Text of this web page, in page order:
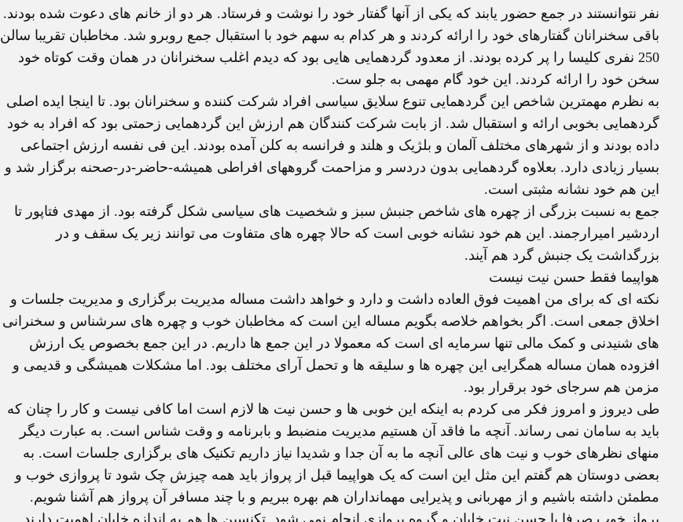
نفر نتوانستند در جمع حضور یابند که یکی از آنها گفتار خود را نوشت و فرستاد. هر دو از خانم های دعوت شده بودند.
باقی سخنرانان گفتارهای خود را ارائه کردند و هر کدام به سهم خود با استقبال جمع روبرو شد. مخاطبان تقریبا سالن
250 نفری کلیسا را پر کرده بودند. از معدود گردهمایی هایی بود که دیدم اغلب سخنرانان در همان وقت کوتاه خود
سخن خود را ارائه کردند. این خود گام مهمی به جلو ست.
به نظرم مهمترین شاخص این گردهمایی تنوع سلایق سیاسی افراد شرکت کننده و سخنرانان بود. تا اینجا ایده اصلی
گردهمایی بخوبی ارائه و استقبال شد. از بابت شرکت کنندگان هم ارزش این گردهمایی زحمتی بود که افراد به خود
داده بودند و از شهرهای مختلف آلمان و بلژیک و هلند و فرانسه به کلن آمده بودند. این فی نفسه ارزش اجتماعی
بسیار زیادی دارد. بعلاوه گردهمایی بدون دردسر و مزاحمت گروههای افراطی همیشه-حاضر-در-صحنه برگزار شد و
این هم خود نشانه مثبتی است.
جمع به نسبت بزرگی از چهره های شاخص جنبش سبز و شخصیت های سیاسی شکل گرفته بود. از مهدی فتاپور تا
اردشیر امیرارجمند. این هم خود نشانه خوبی است که حالا چهره های متفاوت می توانند زیر یک سقف و در
بزرگداشت یک جنبش گرد هم آیند.
هواپیما فقط حسن نیت نیست
نکته ای که برای من اهمیت فوق العاده داشت و دارد و خواهد داشت مساله مدیریت برگزاری و مدیریت جلسات و
اخلاق جمعی است. اگر بخواهم خلاصه بگویم مساله این است که مخاطبان خوب و چهره های سرشناس و سخنرانی
های شنیدنی و کمک مالی تنها سرمایه ای است که معمولا در این جمع ها داریم. در این جمع بخصوص یک ارزش
افزوده همان مساله همگرایی این چهره ها و سلیقه ها و تحمل آرای مختلف بود. اما مشکلات همیشگی و قدیمی و
مزمن هم سرجای خود برقرار بود.
طی دیروز و امروز فکر می کردم به اینکه این خوبی ها و حسن نیت ها لازم است اما کافی نیست و کار را چنان که
باید به سامان نمی رساند. آنچه ما فاقد آن هستیم مدیریت منضبط و بابرنامه و وقت شناس است. به عبارت دیگر
منهای نظرهای خوب و نیت های عالی آنچه ما به آن جدا و شدیدا نیاز داریم تکنیک های برگزاری جلسات است. به
بعضی دوستان هم گفتم این مثل این است که یک هواپیما قبل از پرواز باید همه چیزش چک شود تا پروازی خوب و
مطمئن داشته باشیم و از مهربانی و پذیرایی مهمانداران هم بهره ببریم و با چند مسافر آن پرواز هم آشنا شویم.
پرواز خوب صرفا با حسن نیت خلبان و گروه پروازی انجام نمی شود. تکنسین ها هم به اندازه خلبان اهمیت دارند.